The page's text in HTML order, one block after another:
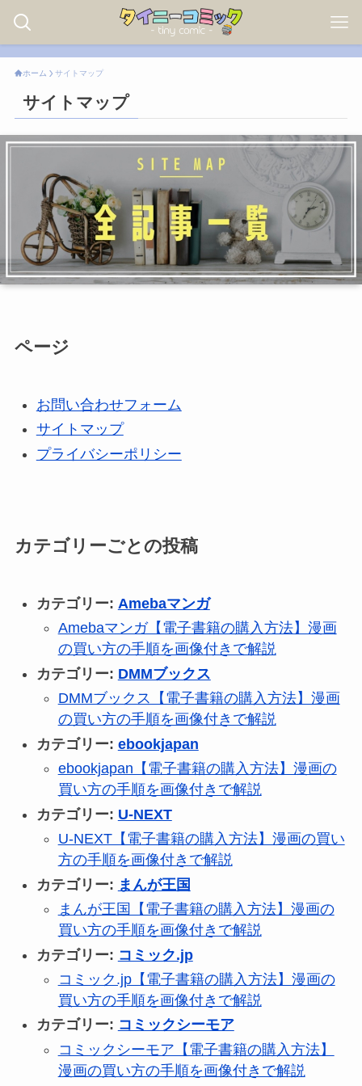
ホーム サイトマップ
サイトマップ
ページ
お問い合わせフォーム
サイトマップ
プライバシーポリシー
カテゴリーごとの投稿
カテゴリー: Amebaマンガ
Amebaマンガ【電子書籍の購入方法】漫画
の買い方の手順を画像付きで解説
カテゴリー: DMMブックス
DMMブックス【電子書籍の購入方法】漫画
の買い方の手順を画像付きで解説
カテゴリー: ebookjapan
ebookjapan【電子書籍の購入方法】漫画の
買い方の手順を画像付きで解説
カテゴリー: U-NEXT
U-NEXT【電子書籍の購入方法】漫画の買い
方の手順を画像付きで解説
カテゴリー: まんが王国
まんが王国【電子書籍の購入方法】漫画の
買い方の手順を画像付きで解説
カテゴリー: コミック.jp
コミック.jp【電子書籍の購入方法】漫画の
買い方の手順を画像付きで解説
カテゴリー: コミックシーモア
コミックシーモア【電子書籍の購入方法】
漫画の買い方の手順を画像付きで解説